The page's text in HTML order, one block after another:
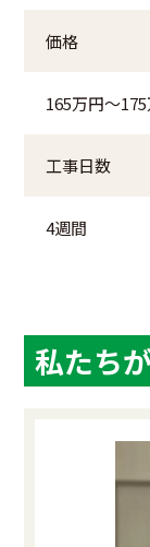
価格
165万円～175
工事日数
4週間
私たち